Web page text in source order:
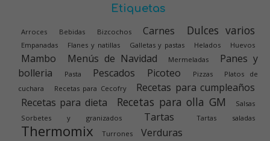
Etiquetas
Arroces Bebidas Bizcochos Carnes Dulces varios
Empanadas Flanes y natillas Galletas y pastas Helados Huevos
Mambo Menús de Navidad Mermeladas
Panes y
bolleria
Pasta Pescados Picoteo Pizzas
Platos de
cuchara
Recetas para Cecofry
Recetas para cumpleaños
Recetas para dieta
Recetas para olla GM
Salsas
Sorbetes y granizados
Tartas Tartas saladas
Thermomix Turrones Verduras